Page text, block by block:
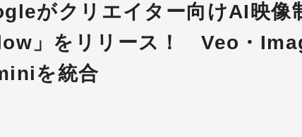
がクリエイター向けAI映像
」をリリース！ Veo・
を統合